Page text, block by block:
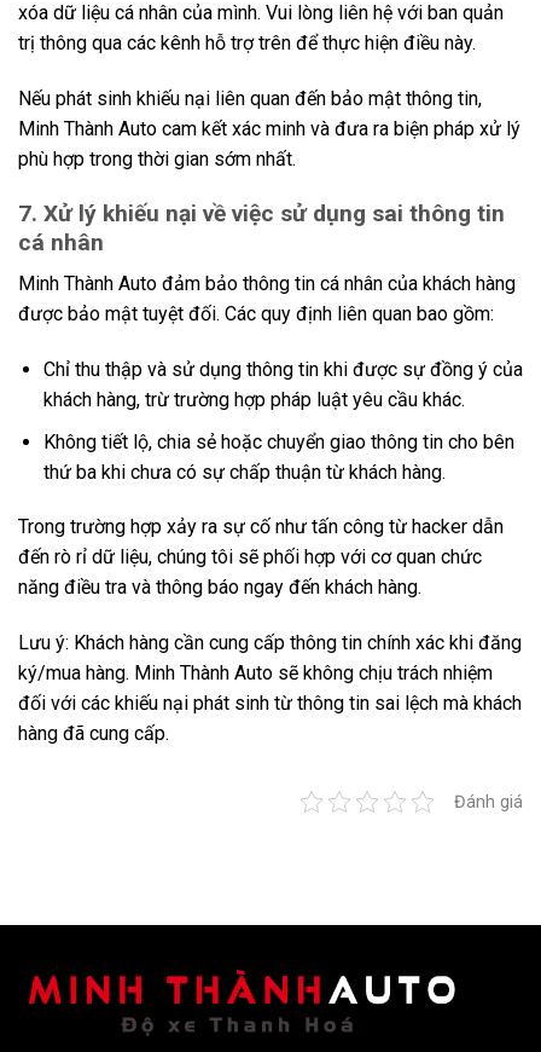
xóa dữ liệu cá nhân của mình. Vui lòng liên hệ với ban quản
trị thông qua các kênh hỗ trợ trên để thực hiện điều này.
Nếu phát sinh khiếu nại liên quan đến bảo mật thông tin,
Minh Thành Auto cam kết xác minh và đưa ra biện pháp xử lý
phù hợp trong thời gian sớm nhất.
7. Xử lý khiếu nại về việc sử dụng sai thông tin
cá nhân
Minh Thành Auto đảm bảo thông tin cá nhân của khách hàng
được bảo mật tuyệt đối. Các quy định liên quan bao gồm:
Chỉ thu thập và sử dụng thông tin khi được sự đồng ý của
khách hàng, trừ trường hợp pháp luật yêu cầu khác.
Không tiết lộ, chia sẻ hoặc chuyển giao thông tin cho bên
thứ ba khi chưa có sự chấp thuận từ khách hàng.
Trong trường hợp xảy ra sự cố như tấn công từ hacker dẫn
đến rò rỉ dữ liệu, chúng tôi sẽ phối hợp với cơ quan chức
năng điều tra và thông báo ngay đến khách hàng.
Lưu ý: Khách hàng cần cung cấp thông tin chính xác khi đăng
ký/mua hàng. Minh Thành Auto sẽ không chịu trách nhiệm
đối với các khiếu nại phát sinh từ thông tin sai lệch mà khách
hàng đã cung cấp.
Đánh giá